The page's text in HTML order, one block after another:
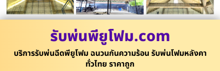
รับพ่นพียูโฟม.com
บริการรับพ่นฉีดพียูโฟม ฉนวนกันความร้อน รับพ่นโฟมหลังคา
ทั่วไทย ราคาถูก